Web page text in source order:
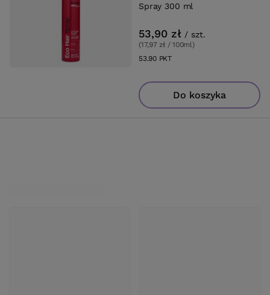
Spray 300 ml
53,90 zł / szt.
(17,97 zł / 100ml)
53.90PKTpunktów
Do koszyka